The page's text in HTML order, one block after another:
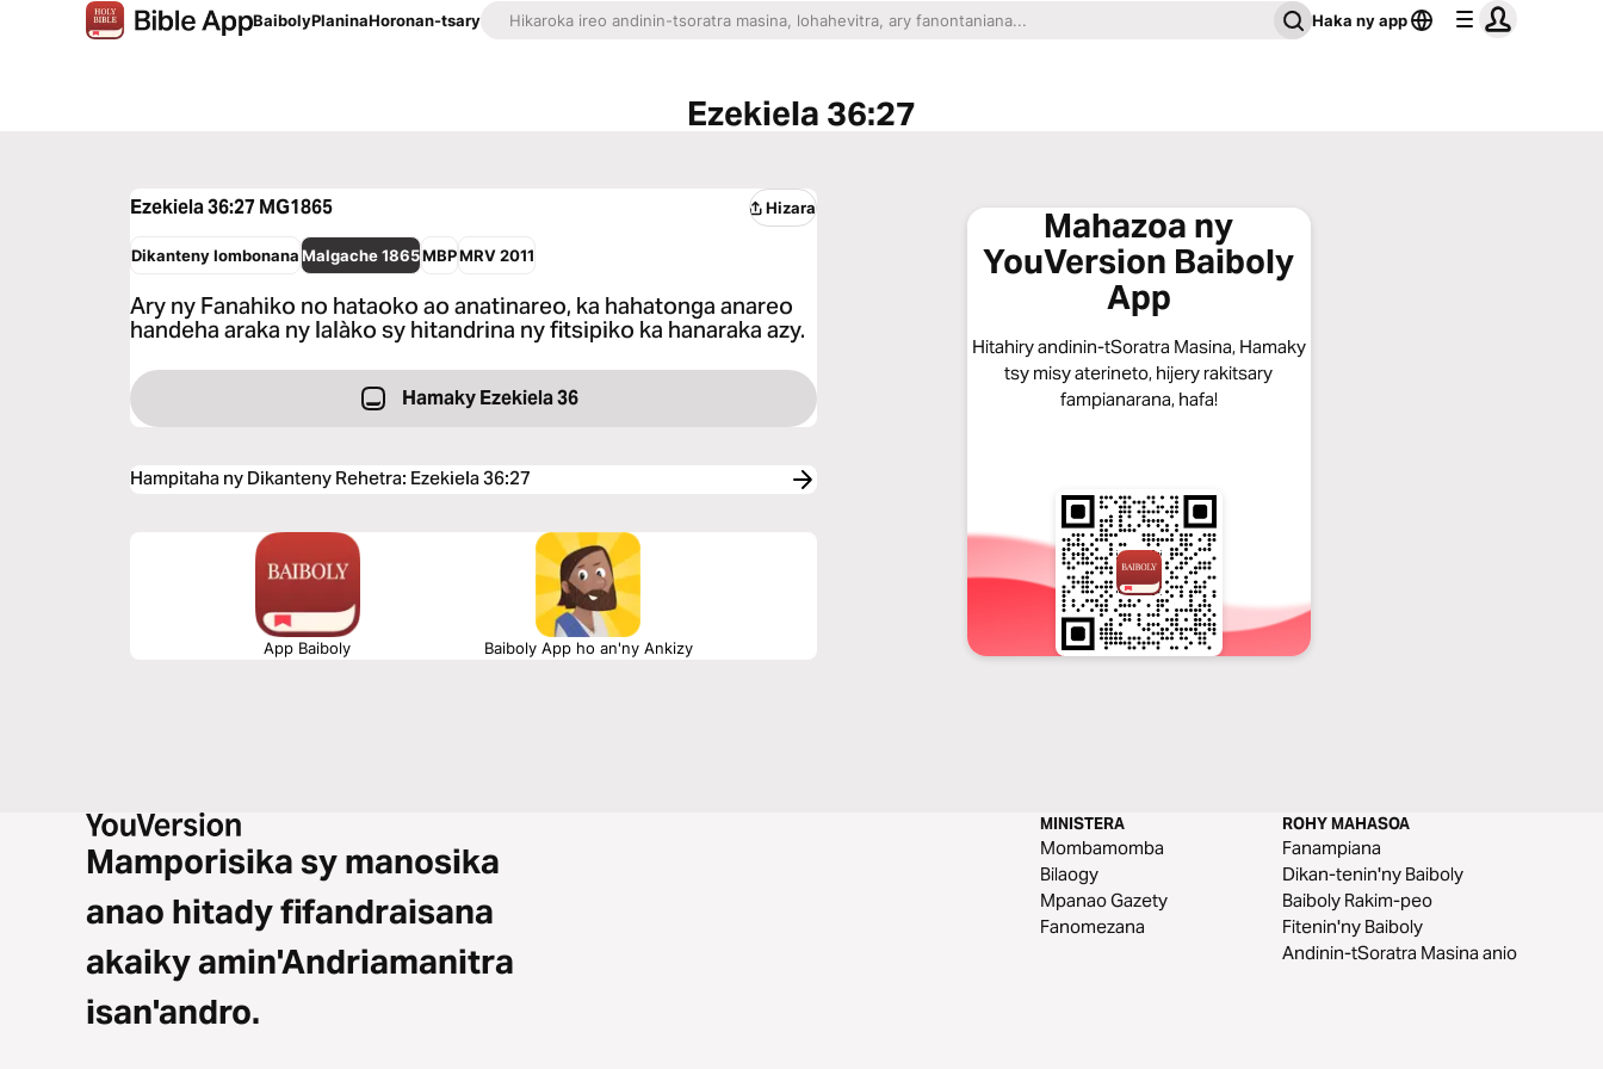
BaibolyPlaninaHoronan-tsary Haka ny app
Ezekiela 36:27
Ezekiela 36:27 MG1865 Hizara
Dikanteny Iombonana Malgache 1865MBPMRV 2011
Ary ny Fanahiko no hataoko ao anatinareo, ka hahatonga anareo
handeha araka ny lalàko sy hitandrina ny fitsipiko ka hanaraka azy.
Hamaky Ezekiela 36
Hampitaha ny Dikanteny Rehetra: Ezekiela 36:27
App Baiboly Baiboly App ho an'ny Ankizy
Mahazoa ny
YouVersion Baiboly
App
Hitahiry andinin-tSoratra Masina, Hamaky
tsy misy aterineto, hijery rakitsary
fampianarana, hafa!
Mamporisika sy manosika
anao hitady fifandraisana
akaiky amin'Andriamanitra
isan'andro.
MINISTERA
Mombamomba
Bilaogy
Mpanao Gazety
Fanomezana
ROHY MAHASOA
Fanampiana
Dikan-tenin'ny Baiboly
Baiboly Rakim-peo
Fitenin'ny Baiboly
Andinin-tSoratra Masina anio